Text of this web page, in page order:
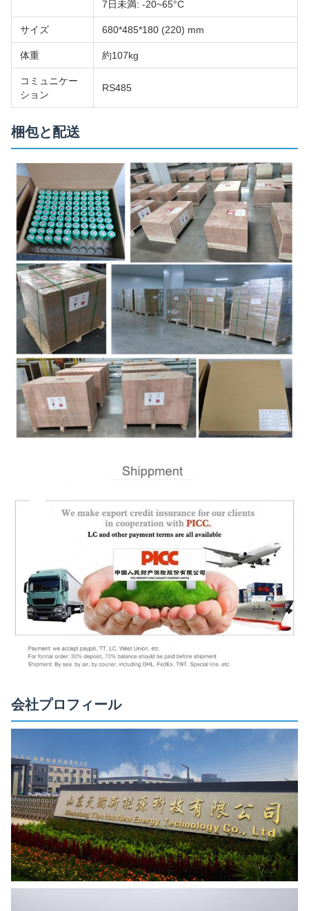
7日未満: -20~65°C
サイズ 680*485*180 (220) mm
体重 約107kg
コミュニケー
ション
RS485
梱包と配送
会社プロフィール